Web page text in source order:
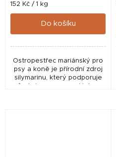
Měrná
cena:
152 Kč / 1 kg
Do košíku
Ostropestřec mariánský pro
psy a koně je přírodní zdroj
silymarinu, který podporuje